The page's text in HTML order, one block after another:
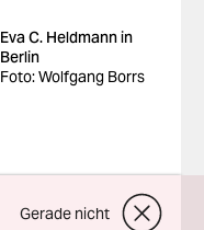
Eva C. Heldmann in
Berlin
Foto: Wolfgang Borrs
Gerade nicht